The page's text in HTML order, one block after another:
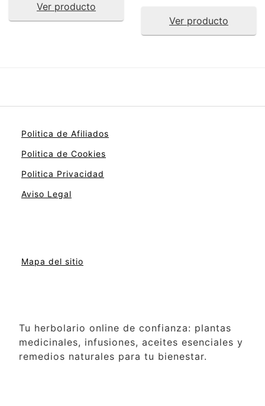
Ver producto
Ver producto
Politica de Afiliados
Politica de Cookies
Politica Privacidad
Aviso Legal
Mapa del sitio
Tu herbolario online de confianza: plantas
medicinales, infusiones, aceites esenciales y
remedios naturales para tu bienestar.